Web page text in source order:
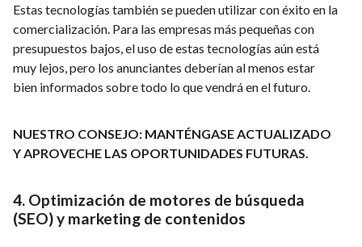
Estas tecnologías también se pueden utilizar con éxito en la
comercialización. Para las empresas más pequeñas con
presupuestos bajos, el uso de estas tecnologías aún está
muy lejos, pero los anunciantes deberían al menos estar
bien informados sobre todo lo que vendrá en el futuro.
NUESTRO CONSEJO: MANTÉNGASE ACTUALIZADO
Y APROVECHE LAS OPORTUNIDADES FUTURAS.
4. Optimización de motores de búsqueda
(SEO) y marketing de contenidos